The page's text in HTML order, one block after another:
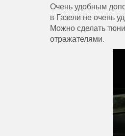
Очень удобным
в Газели не очень
Можно сделать
отражателями.